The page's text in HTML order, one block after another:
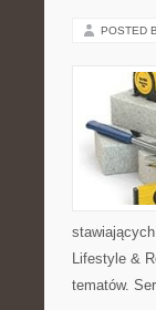
POSTED
Lifestyle &
tematów.